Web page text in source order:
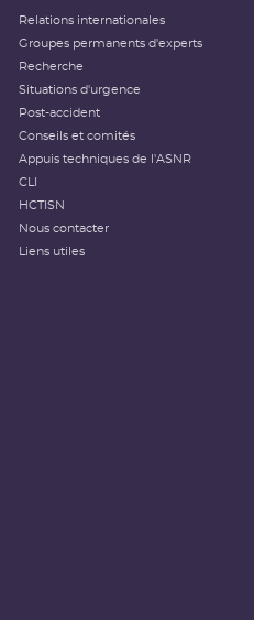
Relations internationales
Groupes permanents d'experts
Recherche
Situations d'urgence
Post-accident
Conseils et comités
Appuis techniques de l'ASNR
CLI
HCTISN
Nous contacter
Liens utiles